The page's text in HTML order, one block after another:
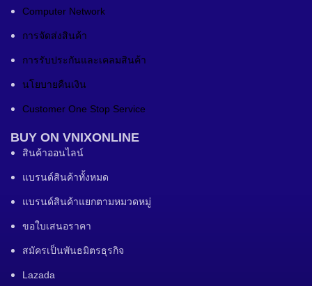
Computer Network
การจัดส่งสินค้า
การรับประกันและเคลมสินค้า
นโยบายคืนเงิน
Customer One Stop Service
BUY ON VNIXONLINE
สินค้าออนไลน์
แบรนด์สินค้าทั้งหมด
แบรนด์สินค้าแยกตามหมวดหมู่
ขอใบเสนอราคา
สมัครเป็นพันธมิตรธุรกิจ
Lazada